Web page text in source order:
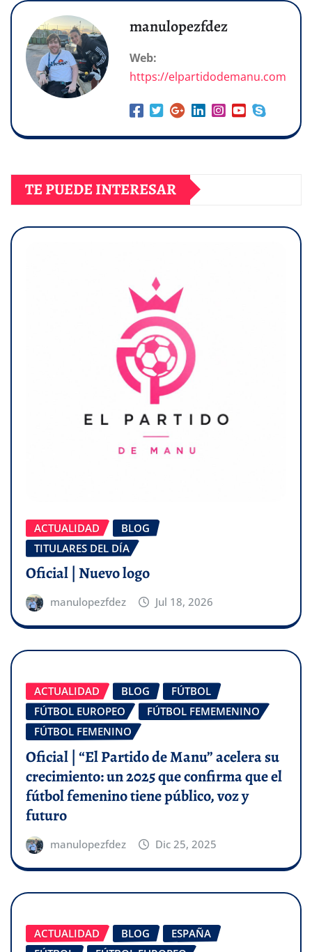
manulopezfdez
Web:
https://elpartidodemanu.com
TE PUEDE INTERESAR
ACTUALIDAD
BLOG
TITULARES DEL DÍA
Oficial | Nuevo logo
manulopezfdez Jul 18, 2026
ACTUALIDAD BLOG
FÚTBOL
FÚTBOL EUROPEO
FÚTBOL FEMEMENINO
FÚTBOL FEMENINO
Oficial | “El Partido de Manu” acelera su
crecimiento: un 2025 que confirma que el
fútbol femenino tiene público, voz y
futuro
manulopezfdez Dic 25, 2025
ACTUALIDAD BLOG
ESPAÑA